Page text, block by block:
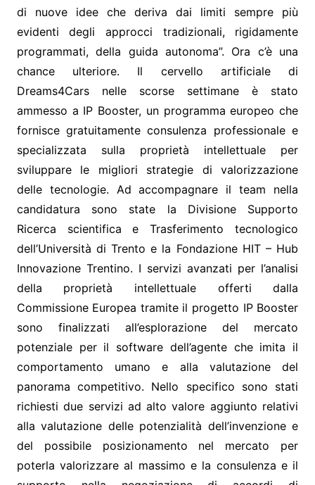
di nuove idee che deriva dai limiti sempre più
evidenti degli approcci tradizionali, rigidamente
programmati, della guida autonoma”. Ora c’è una
chance ulteriore. Il cervello artificiale di
Dreams4Cars nelle scorse settimane è stato
ammesso a IP Booster, un programma europeo che
fornisce gratuitamente consulenza professionale e
specializzata sulla proprietà intellettuale per
sviluppare le migliori strategie di valorizzazione
delle tecnologie. Ad accompagnare il team nella
candidatura sono state la Divisione Supporto
Ricerca scientifica e Trasferimento tecnologico
dell’Università di Trento e la Fondazione HIT – Hub
Innovazione Trentino. I servizi avanzati per l’analisi
della proprietà intellettuale offerti dalla
Commissione Europea tramite il progetto IP Booster
sono finalizzati all’esplorazione del mercato
potenziale per il software dell’agente che imita il
comportamento umano e alla valutazione del
panorama competitivo. Nello specifico sono stati
richiesti due servizi ad alto valore aggiunto relativi
alla valutazione delle potenzialità dell’invenzione e
del possibile posizionamento nel mercato per
poterla valorizzare al massimo e la consulenza e il